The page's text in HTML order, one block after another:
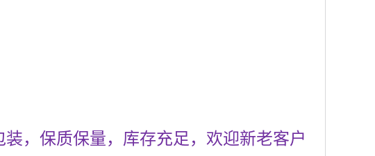
，保质保量，库存充足，欢迎新老客户